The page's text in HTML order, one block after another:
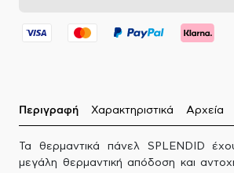
Περιγραφή Χαρακτηριστικά Αρχεία
Τα θερμαντικά πάνελ SPLENDID
μεγάλη θερμαντική απόδοση και